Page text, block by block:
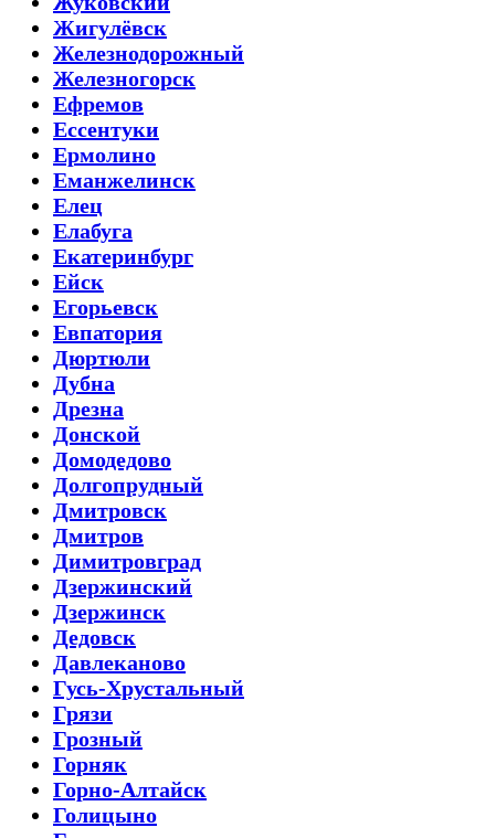
Жигулёвск
Железнодорожный
Железногорск
Ефремов
Ессентуки
Ермолино
Еманжелинск
Елец
Елабуга
Екатеринбург
Ейск
Егорьевск
Евпатория
Дюртюли
Дубна
Дрезна
Донской
Домодедово
Долгопрудный
Дмитровск
Дмитров
Димитровград
Дзержинский
Дзержинск
Дедовск
Давлеканово
Гусь-Хрустальный
Грязи
Грозный
Горняк
Горно-Алтайск
Голицыно